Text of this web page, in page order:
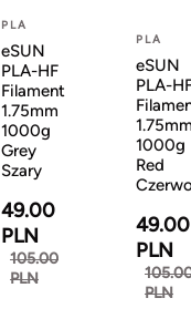
PLA
eSUN
PLA-HF
Filament
1.75mm
1000g
Grey
Szary
49.00
PLN
105.00
PLN
PLA
eSUN
PLA-
1000g
Red
49.00
PLN
PLN